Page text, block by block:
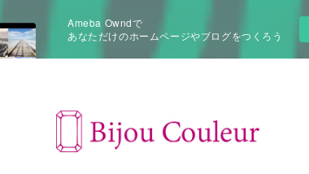
Ameba Owndで
あなただけのホームページやブログをつくろう